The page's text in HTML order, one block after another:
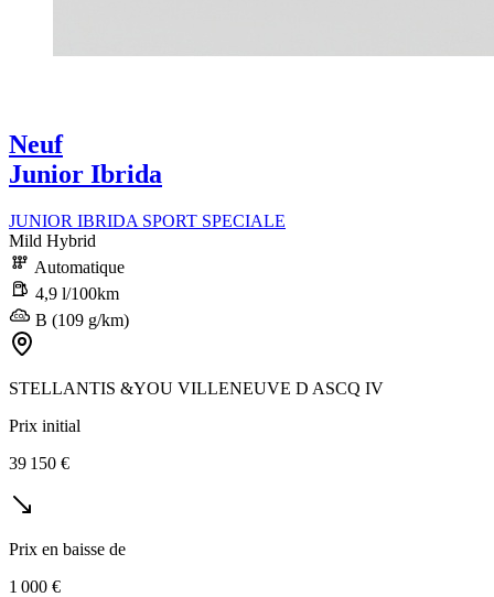
Neuf
Junior Ibrida
JUNIOR IBRIDA SPORT SPECIALE
Mild Hybrid
Automatique
4,9 l/100km
B (109 g/km)
STELLANTIS &YOU VILLENEUVE D ASCQ IV
Prix initial
39 150 €
Prix en baisse de
1 000 €